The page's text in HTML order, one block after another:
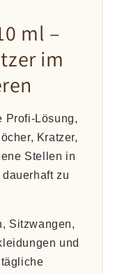
ml –
im
Profi-Lösung,
Kratzer,
Stellen in
zu
Sitzwangen,
und